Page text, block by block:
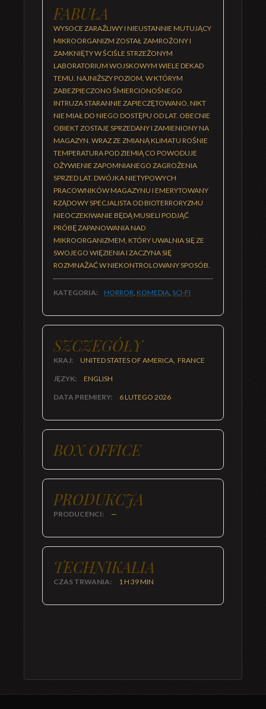
FABUŁA
WYSOCE ZARAŹLIWY I NIEUSTANNIE MUTUJĄCY
MIKROORGANIZM ZOSTAŁ ZAMROŻONY I
ZAMKNIĘTY W ŚCIŚLE STRZEŻONYM
LABORATORIUM WOJSKOWYM WIELE DEKAD
TEMU. NAJNIŻSZY POZIOM, W KTÓRYM
ZABEZPIECZONO ŚMIERCIONOŚNEGO
INTRUZA STARANNIE ZAPIECZĘTOWANO, NIKT
NIE MIAŁ DO NIEGO DOSTĘPU OD LAT. OBECNIE
OBIEKT ZOSTAJE SPRZEDANY I ZAMIENIONY NA
MAGAZYN. WRAZ ZE ZMIANĄ KLIMATU ROŚNIE
TEMPERATURA POD ZIEMIĄ CO POWODUJE
OŻYWIENIE ZAPOMNIANEGO ZAGROŻENIA
SPRZED LAT. DWÓJKA NIETYPOWYCH
PRACOWNIKÓW MAGAZYNU I EMERYTOWANY
RZĄDOWY SPECJALISTA OD BIOTERRORYZMU
NIEOCZEKIWANIE BĘDĄ MUSIELI PODJĄĆ
PRÓBĘ ZAPANOWANIA NAD
MIKROORGANIZMEM, KTÓRY UWALNIA SIĘ ZE
SWOJEGO WIĘZIENIA I ZACZYNA SIĘ
ROZMNAŻAĆ W NIEKONTROLOWANY SPOSÓB.
KATEGORIA: HORROR, KOMEDIA, SCI-FI
SZCZEGÓŁY
KRAJ: UNITED STATES OF AMERICA, FRANCE
JĘZYK: ENGLISH
DATA PREMIERY: 6 LUTEGO 2026
BOX OFFICE
PRODUKCJA
PRODUCENCI: —
TECHNIKALIA
CZAS TRWANIA: 1 H 39 MIN